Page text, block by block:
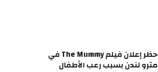
حظر إعلان فيلم The Mummy في
مترو لندن بسبب رعب الأطفال